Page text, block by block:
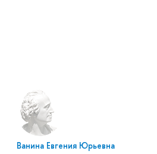
Ванина Евгения Юрьевна